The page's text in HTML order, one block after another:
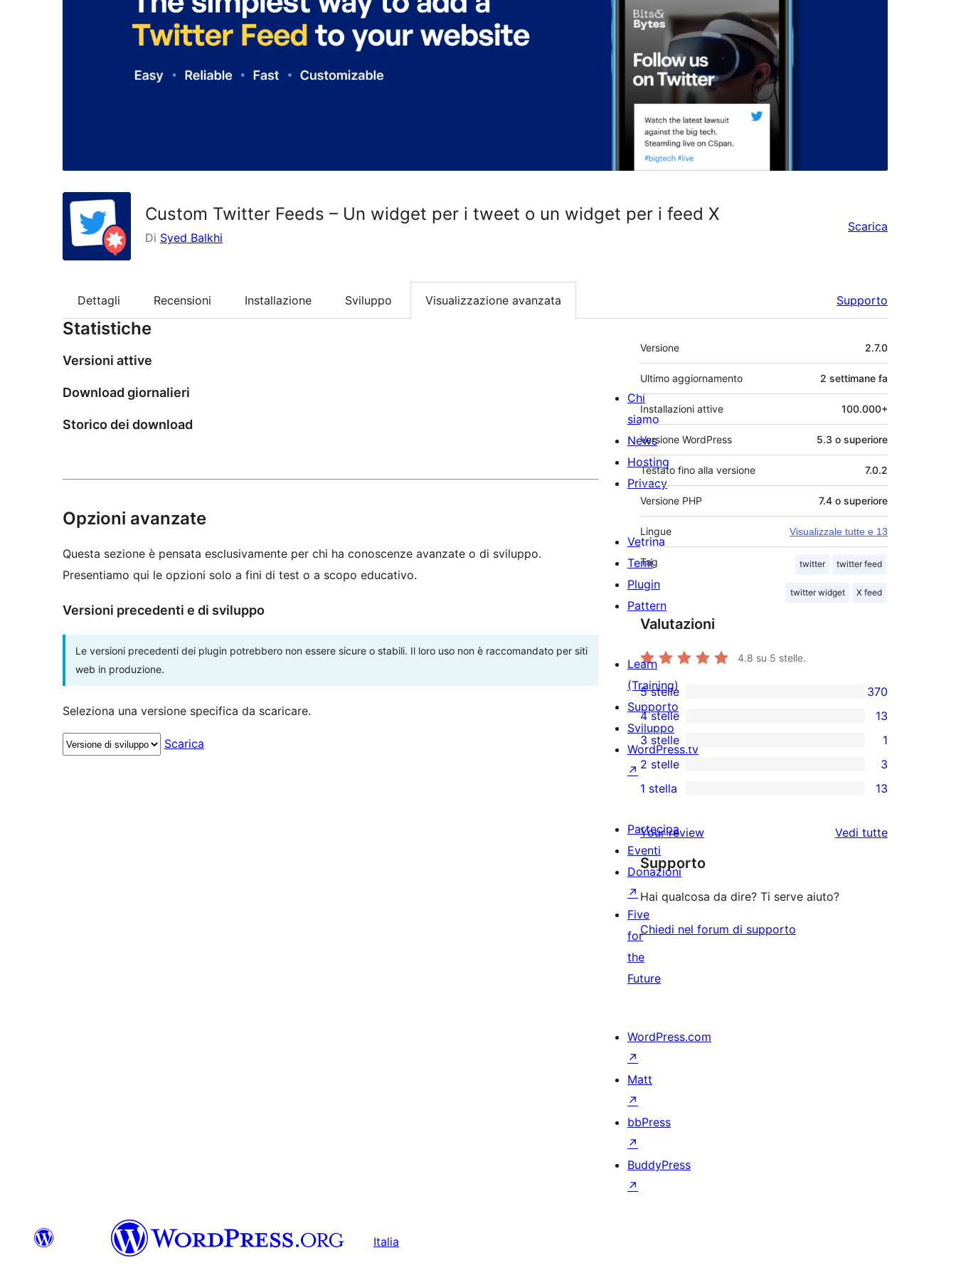
Custom Twitter Feeds – Un widget per i tweet o un widget per i feed X
Di Syed Balkhi
Scarica
Dettagli Recensioni Installazione Sviluppo Visualizzazione avanzata Supporto
Statistiche
Versioni attive
Download giornalieri
Storico dei download
Opzioni avanzate
Questa sezione è pensata esclusivamente per chi ha conoscenze avanzate o di sviluppo.
Presentiamo qui le opzioni solo a fini di test o a scopo educativo.
Versioni precedenti e di sviluppo
Le versioni precedenti dei plugin potrebbero non essere sicure o stabili. Il loro uso non è raccomandato per siti
web in produzione.
Seleziona una versione specifica da scaricare.
Scarica
Meta
Versione 2.7.0
Ultimo aggiornamento 2 settimane fa
Installazioni attive 100.000+
Versione WordPress 5.3 o superiore
Testato fino alla versione 7.0.2
Versione PHP 7.4 o superiore
Lingue Visualizzale tutte e 13
Tag twitter twitter feed
twitter widget X feed
Valutazioni
4.8 su 5 stelle.
370
recensioni
a
5-
stelle
5 stelle 370
13
recensioni
a
4-
4 stelle 13
1
3-
recensioni
stelle
3 stelle 1
recensioni
2-
stelle
2 stelle 3
13
a
1-
1 stella 13
Your review Vedi tuttele
Supporto
Hai qualcosa da dire? Ti serve aiuto?
Chiedi nel forum di supporto
Chi
siamo
News
Hosting
Privacy
Vetrina
Temi
Plugin
Pattern
Learn
(Training)
Supporto
Sviluppo
WordPress.tv
↗
Partecipa
Eventi
Donazioni
↗
Five
for
the
Future
WordPress.com
↗
Matt
↗
bbPress
↗
BuddyPress
↗
Italia